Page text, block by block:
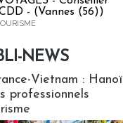
- (Vannes (56))
NEWS
Vietnam : Hanoï
professionnels